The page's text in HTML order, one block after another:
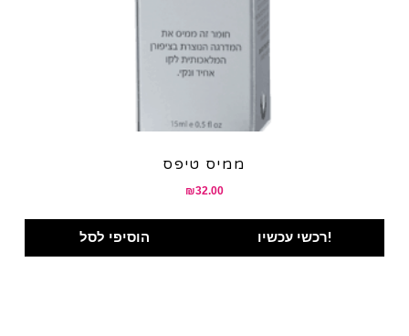
ממיס טיפס
₪32.00
הוסיפי לסל רכשי עכשיו!